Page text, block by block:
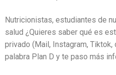
Nutricionistas, estudiantes de
salud ¿Quieres saber qué es
privado (Mail, Instagram, Tiktok,
palabra Plan D y te paso más